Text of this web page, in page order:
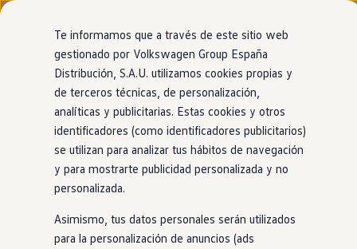
Ir
directamente
al contenido
Ir
directamente
al pie de
página
Nuevo ID. Cross
Vehículos Comerciales
Compra y ofertas
Volkswagen nuevo en stock
Volkswagen de ocasión
Financiación
My Renting
My Way
Seguros
Empresas
Autoescuelas
Eléctricos e híbridos
Más sobre híbridos
Plan Auto +
Modelos Acabados Motor Exterior Interior Ruedas
Modelos
PRUEBA NUESTRO ASESOR VIRTUAL
Encuentra el Volkswagen perfecto para
Te informamos que a través de este sitio web
gestionado por Volkswagen Group España
Distribución, S.A.U. utilizamos cookies propias y
de terceros técnicas, de personalización,
analíticas y publicitarias. Estas cookies y otros
identificadores (como identificadores publicitarios)
se utilizan para analizar tus hábitos de navegación
y para mostrarte publicidad personalizada y no
personalizada.
Asimismo, tus datos personales serán utilizados
para la personalización de anuncios (ads